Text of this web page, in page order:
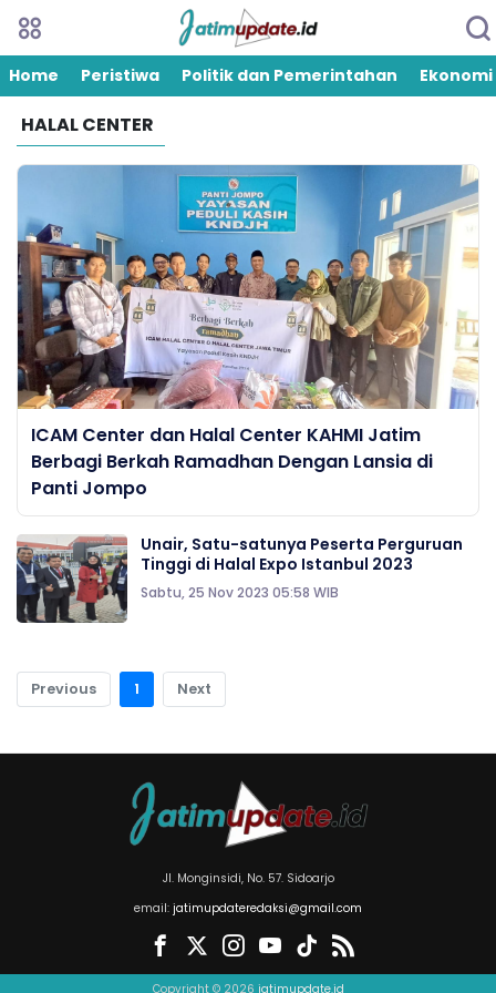
Home Peristiwa Politik dan Pemerintahan Ekonomi
HALAL CENTER
ICAM Center dan Halal Center KAHMI Jatim
Berbagi Berkah Ramadhan Dengan Lansia di
Panti Jompo
Unair, Satu-satunya Peserta Perguruan
Tinggi di Halal Expo Istanbul 2023
Sabtu, 25 Nov 2023 05:58 WIB
Previous 1 Next
Jl. Monginsidi, No. 57. Sidoarjo
email: jatimupdateredaksi@gmail.com
Copyright © 2026 jatimupdate.id